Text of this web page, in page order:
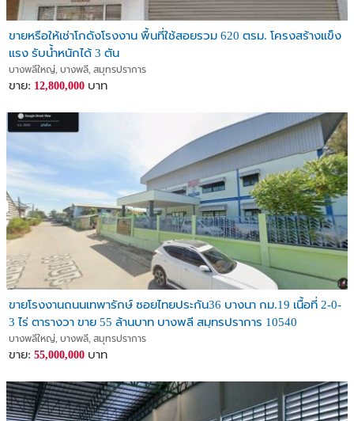
ขายหรือให้เช่าโกดังโรงงาน พื้นที่ใช้สอยรวม 620 ตรม. โครงสร้างแข็ง
แรง รับน้ำหนักได้ 3 ตัน
บางพลีใหญ่, บางพลี, สมุทรปราการ
ขาย: 12,800,000 บาท
ขายโรงงานถนนเทพารักษ์ ซอยไทยประกัน36 บางนา กม.19 เนื้อที่ 2-0-
3 ไร่ ตารางวา ขาย 55 ล้านบาท บางพลี สมุทรปราการ 10540
บางพลีใหญ่, บางพลี, สมุทรปราการ
ขาย: 55,000,000 บาท